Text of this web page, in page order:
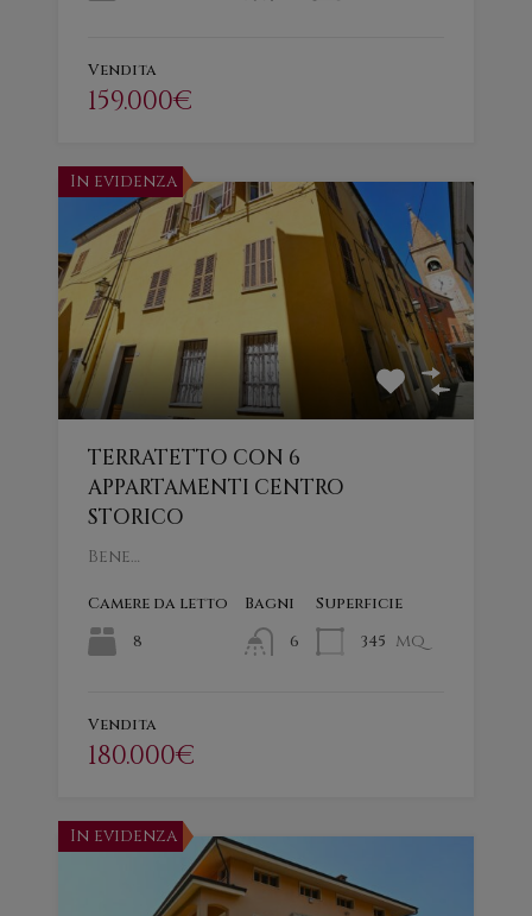
Vendita
159.000€
In evidenza
TERRATETTO CON 6
APPARTAMENTI CENTRO
STORICO
Bene…
Camere da letto
8
Bagni
6
Superficie
345 mq
Vendita
180.000€
In evidenza